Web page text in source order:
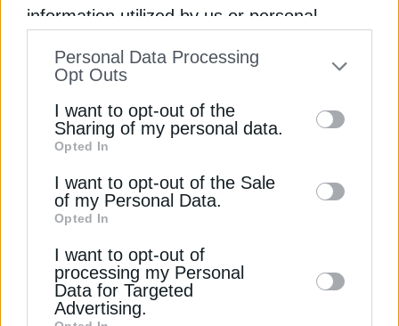
information utilized by us or personal
to your opt-out. You may separately opt-out
information by third parties on the IAB’s list
of downstream participants. This
information may also be disclosed by us to
third parties on theIAB’s List of
Downstream Participants
disclose it to other third parties.
Personal Data Processing
Opt Outs
I want to opt-out of the
Sharing of my personal data.
Opted In
I want to opt-out of the Sale
of my Personal Data.
Opted In
I want to opt-out of
processing my Personal
Data for Targeted
Advertising.
Χατζηδάκης στη Βουλή
Παπαθανάσης: 140 εκατ. για νέες δράσεις
επιχειρηματικότητας στις Ηπειρωτικές Περιοχές
ΔΑΜ
νησιωτικές περιοχές
ΑΠΟΛΙΓΝΙΤΟΠΟΙΗΣΗ
ΚΩΣΤΗΣ ΧΑΤΖΗΔΑΚΗΣ ΤΡΟΠΟΛΟΓΙΑ